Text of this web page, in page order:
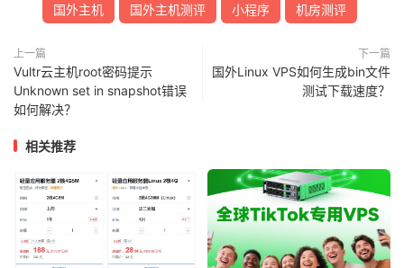
国外主机 国外主机测评 小程序 机房测评
上一篇
Vultr云主机root密码提示
Unknown set in snapshot错误
如何解决？
下一篇
国外Linux VPS如何生成bin文件
测试下载速度？
相关推荐